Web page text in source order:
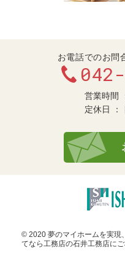
お電話でのお問
営業時間
定休日
© 2020 夢のマイホームを実現、
てなら工務店の石井工務店に